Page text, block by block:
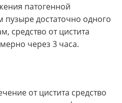
патогенной
достаточно одного
средство от цистита
через 3 часа.
от цистита средство